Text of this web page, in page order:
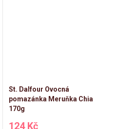
St. Dalfour Ovocná
pomazánka Meruňka Chia
170g
124 Kč